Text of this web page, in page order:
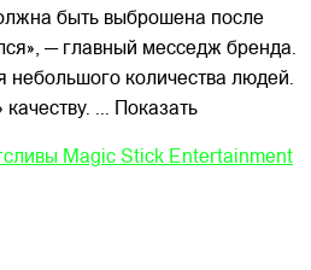
быть выброшена после
— главный месседж бренда.
небольшого количества людей.
... Показать
Magic Stick Entertainment